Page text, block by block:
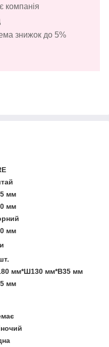
компанія
знижок до 5%
мм
мм
мм
мм*Ш130 мм*В35 мм
мм